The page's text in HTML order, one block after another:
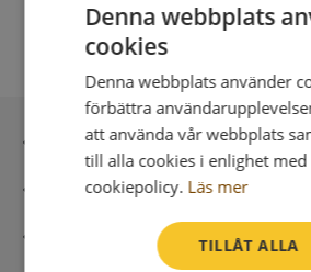
Secure payment with stripe
Direct digital delivery
Syna - Credit reports since 1947
Denna webbplats
cookies
Denna webbplats använder
förbättra
att använda vår webbplats
till alla cookies i enlighet med
cookiepolicy. Läs mer
TILLÅT ALLA